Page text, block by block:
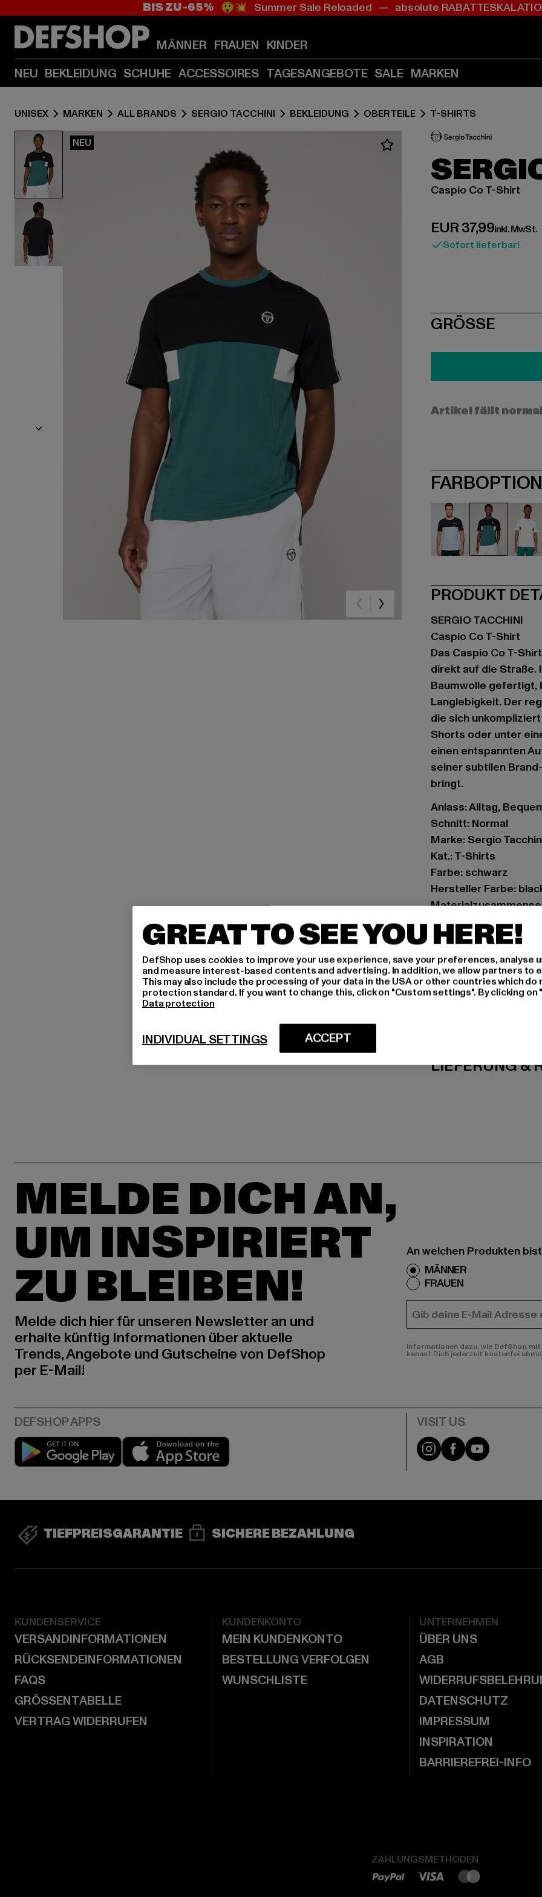
Zum
(Enter
drücken)
Zum
(Enter
drücken)
BIS ZU -65% 😲💥 Summer Sale Reloaded — absolute
MÄNNER FRAUEN KINDER
NEU BEKLEIDUNG SCHUHE ACCESSOIRES TAGESANGEBOTE SALE MARKEN
UNISEX MARKEN ALL BRANDS SERGIO TACCHINI BEKLEIDUNG OBERTEILE T-SHIRTS
NEU
Caspio Co T-Shirt
EUR 37,99
Derzeitiger Preis:
inkl. MwSt.
Sofort lieferbar!
SIZE
GRÖSSE
Artikel fällt
PRODUKT
SERGIO TACCHINI
Caspio Co T-Shirt
Das Caspio Co T-
direkt auf die Straße.
Baumwolle gefertigt,
Langlebigkeit. Der
die sich
Shorts oder unter
einen entspannten
seiner subtilen
bringt.
Anlass: Alltag,
Schnitt: Normal
Marke: Sergio
Kat.: T-Shirts
Farbe: schwarz
Hersteller Farbe:
Art.Nr: ST41429-23332
Hersteller: Movin
RN8 Quartier
LIEFERUNG &
MELDE DICH AN,
UM INSPIRIERT
ZU BLEIBEN!
Melde dich hier für unseren Newsletter an und
erhalte künftig Informationen über aktuelle
Trends, Angebote und Gutscheine von DefShop
per E-Mail!
An welchen Produkten
MÄNNER
FRAUEN
E-MAIL
Informationen dazu, wie DefShop
kannst Dich jederzeit kostenfei
Play market Visit our Instagram
Visit ourVisit our
TIEFPREISGARANTIE SICHERE BEZAHLUNG
KUNDENSERVICE
VERSANDINFORMATIONEN
RÜCKSENDEINFORMATIONEN
FAQS
GRÖSSENTABELLE
VERTRAG WIDERRUFEN
KUNDENKONTO
MEIN KUNDENKONTO
BESTELLUNG VERFOLGEN
WUNSCHLISTE
UNTERNEHMEN
ÜBER UNS
AGB
DATENSCHUTZ
IMPRESSUM
INSPIRATION
BARRIEREFREI-INFO
ZAHLUNGSMETHODEN
GREAT TO SEE YOU HERE!
DefShop uses cookies to improve your use experience, save your preferences, analyse
and measure interest-based contents and advertising. In addition, we allow partners to
This may also include the processing of your data in the USA or other countries which do
protection standard. If you want to change this, click on "Custom settings". By clicking
Data protection
ACCEPT
INDIVIDUAL SETTINGS